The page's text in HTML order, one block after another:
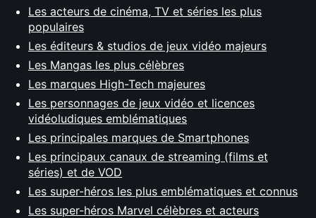
Les acteurs de cinéma, TV et séries les plus
populaires
Les éditeurs & studios de jeux vidéo majeurs
Les Mangas les plus célèbres
Les marques High-Tech majeures
Les personnages de jeux vidéo et licences
vidéoludiques emblématiques
Les principales marques de Smartphones
Les principaux canaux de streaming (films et
séries) et de VOD
Les super-héros les plus emblématiques et connus
Les super-héros Marvel célèbres et acteurs